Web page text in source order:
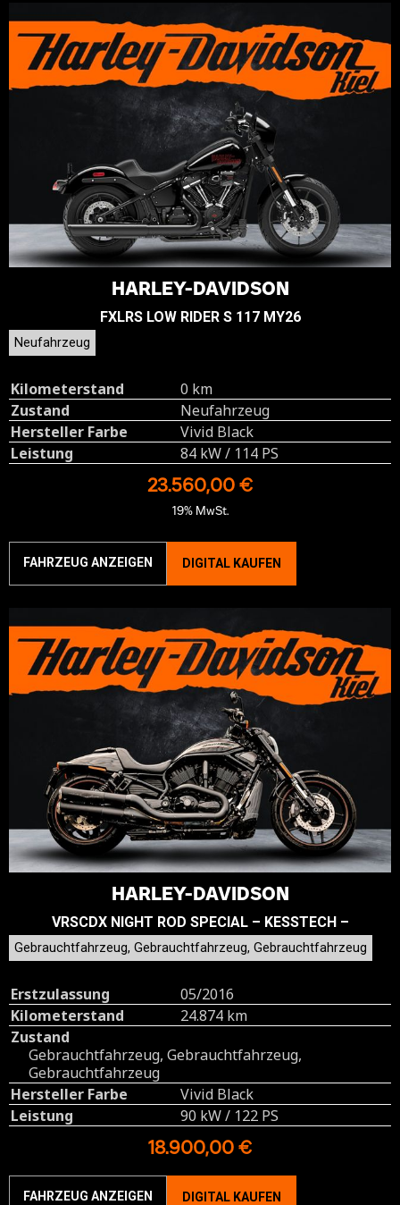
HARLEY-DAVIDSON
FXLRS LOW RIDER S 117 MY26
Neufahrzeug
Kilometerstand
0 km
Zustand
Neufahrzeug
Hersteller Farbe
Vivid Black
Leistung
84 kW / 114 PS
23.560,00 €
19% MwSt.
FAHRZEUG ANZEIGEN DIGITAL KAUFEN
HARLEY-DAVIDSON
VRSCDX NIGHT ROD SPECIAL – KESSTECH –
Gebrauchtfahrzeug, Gebrauchtfahrzeug, Gebrauchtfahrzeug
Erstzulassung
05/2016
Kilometerstand
24.874 km
Zustand
Gebrauchtfahrzeug, Gebrauchtfahrzeug,
Gebrauchtfahrzeug
Hersteller Farbe
Vivid Black
Leistung
90 kW / 122 PS
18.900,00 €
FAHRZEUG ANZEIGEN DIGITAL KAUFEN